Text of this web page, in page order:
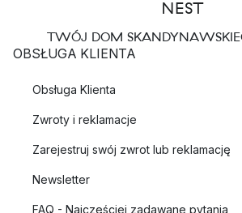
TWÓJ DOM
OBSŁUGA KLIENTA
Obsługa Klienta
Zwroty i reklamacje
Zarejestruj swój zwrot lub reklamację
Newsletter
FAQ - Najczęściej zadawane pytania